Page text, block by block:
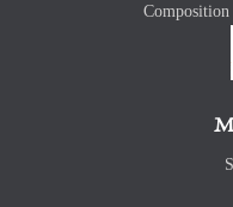
Composition